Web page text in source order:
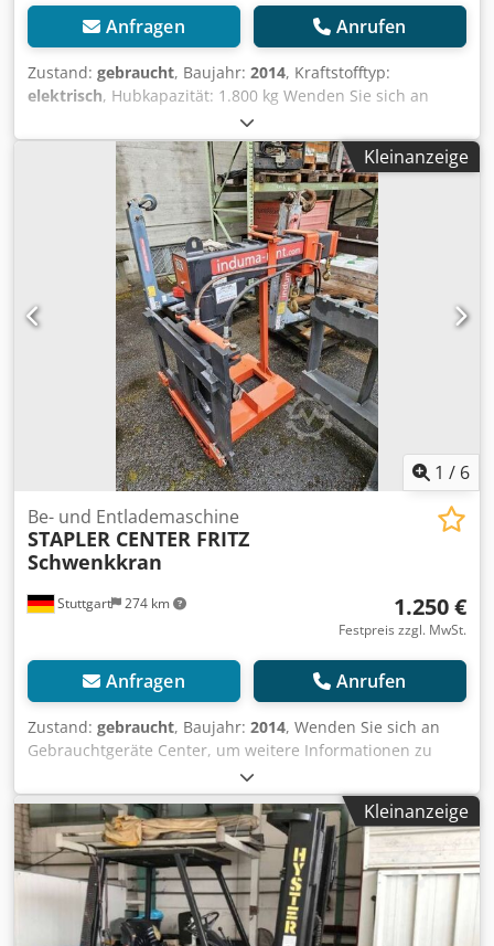
Anfragen Anrufen
Zustand: gebraucht, Baujahr: 2014, Kraftstofftyp:
elektrisch, Hubkapazität: 1.800 kg Wenden Sie sich an
Gebrauchtgeräte Center, um weitere Informationen zu
erhalten. Csdpjzflnhsfx Acberf DE01
Kleinanzeige
1 / 6
Stuttgart 274 km
Be- und Entlademaschine
STAPLER CENTER FRITZ
Schwenkkran
1.250 €
Festpreis zzgl. MwSt.
Anfragen Anrufen
Zustand: gebraucht, Baujahr: 2014, Wenden Sie sich an
Gebrauchtgeräte Center, um weitere Informationen zu
erhalten. Crjdozfldpopfx Acbjf DE01
Kleinanzeige